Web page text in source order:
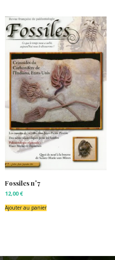
Fossiles n°7
12,00€
Ajouter au panier